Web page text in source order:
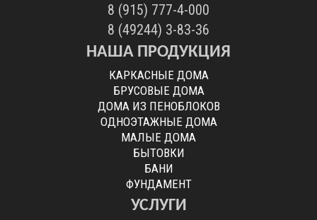
8 (915) 777-4-000
8 (49244) 3-83-36
НАША ПРОДУКЦИЯ
КАРКАСНЫЕ ДОМА
БРУСОВЫЕ ДОМА
ДОМА ИЗ ПЕНОБЛОКОВ
ОДНОЭТАЖНЫЕ ДОМА
МАЛЫЕ ДОМА
БЫТОВКИ
БАНИ
ФУНДАМЕНТ
УСЛУГИ